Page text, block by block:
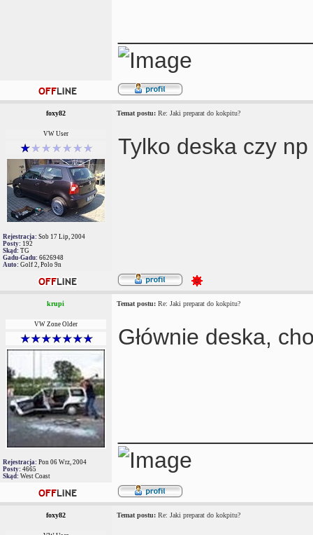
foxy82 Temat postu: Re: Jaki preparat do kokpitu?
VW User
Rejestracja: Sob 17 Lip, 2004
Posty: 192
Skąd: TG
Gadu-Gadu: 6626948
Auto: Golf 2, Polo 9n
Tylko deska czy
krupi Temat postu: Re: Jaki preparat do kokpitu?
VW Zone Older
Rejestracja: Pon 06 Wrz, 2004
Posty: 4665
Skąd: West Coast
Głównie deska,
foxy82 Temat postu: Re: Jaki preparat do kokpitu?